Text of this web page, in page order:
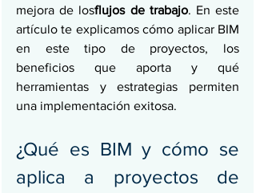
mejora de losflujos de trabajo. En este
artículo te explicamos cómo aplicar BIM
en este tipo de proyectos, los
beneficios que aporta y qué
herramientas y estrategias permiten
una implementación exitosa.
¿Qué es BIM y cómo se
aplica a proyectos de